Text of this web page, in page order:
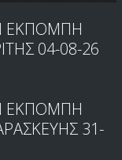
ΕΚΠΟΜΠΗ
04-08-26
ΕΚΠΟΜΠΗ
31-